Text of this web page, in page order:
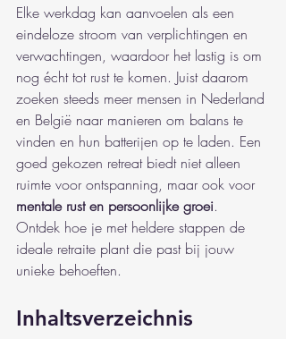
Elke werkdag kan aanvoelen als een
eindeloze stroom van verplichtingen en
verwachtingen, waardoor het lastig is om
nog écht tot rust te komen. Juist daarom
zoeken steeds meer mensen in Nederland
en België naar manieren om balans te
vinden en hun batterijen op te laden. Een
goed gekozen retreat biedt niet alleen
ruimte voor ontspanning, maar ook voor
mentale rust en persoonlijke groei.
Ontdek hoe je met heldere stappen de
ideale retraite plant die past bij jouw
unieke behoeften.
Inhaltsverzeichnis